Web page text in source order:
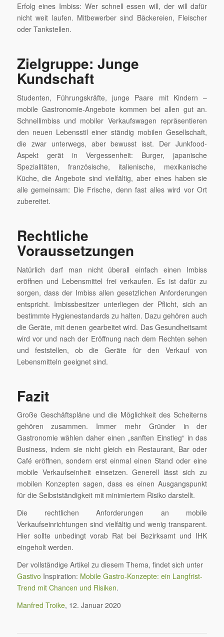
Erfolg eines Imbiss: Wer schnell essen will, der will dafür
nicht weit laufen. Mitbewerber sind Bäckereien, Fleischer
oder Tankstellen.
Zielgruppe: Junge
Kundschaft
Studenten, Führungskräfte, junge Paare mit Kindern –
mobile Gastronomie-Angebote kommen bei allen gut an.
Schnellimbiss und mobiler Verkaufswagen repräsentieren
den neuen Lebensstil einer ständig mobilen Gesellschaft,
die zwar unterwegs, aber bewusst isst. Der Junkfood-
Aspekt gerät in Vergessenheit: Burger, japanische
Spezialitäten, französische, italienische, mexikanische
Küche, die Angebote sind vielfältig, aber eines haben sie
alle gemeinsam: Die Frische, denn fast alles wird vor Ort
zubereitet.
Rechtliche
Voraussetzungen
Natürlich darf man nicht überall einfach einen Imbiss
eröffnen und Lebensmittel frei verkaufen. Es ist dafür zu
sorgen, dass der Imbiss allen gesetzlichen Anforderungen
entspricht. Imbissbesitzer unterliegen der Pflicht, sich an
bestimmte Hygienestandards zu halten. Dazu gehören auch
die Geräte, mit denen gearbeitet wird. Das Gesundheitsamt
wird vor und nach der Eröffnung nach dem Rechten sehen
und feststellen, ob die Geräte für den Verkauf von
Lebensmitteln geeignet sind.
Fazit
Große Geschäftspläne und die Möglichkeit des Scheiterns
gehören zusammen. Immer mehr Gründer in der
Gastronomie wählen daher einen „sanften Einstieg“ in das
Business, indem sie nicht gleich ein Restaurant, Bar oder
Café eröffnen, sondern erst einmal einen Stand oder eine
mobile Verkaufseinheit einsetzen. Generell lässt sich zu
mobilen Konzepten sagen, dass es einen Ausgangspunkt
für die Selbstständigkeit mit minimiertem Risiko darstellt.
Die rechtlichen Anforderungen an mobile
Verkaufseinrichtungen sind vielfältig und wenig transparent.
Hier sollte unbedingt vorab Rat bei Bezirksamt und IHK
eingeholt werden.
Der vollständige Artikel zu diesem Thema, findet sich unter
Gastivo Inspiration: Mobile Gastro-Konzepte: ein Langfrist-
Trend mit Chancen und Risiken.
Manfred Troike, 12. Januar 2020